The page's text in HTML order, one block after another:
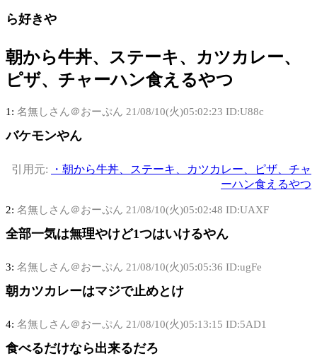
ら好きや
朝から牛丼、ステーキ、カツカレー、
ピザ、チャーハン食えるやつ
1: 名無しさん＠おーぷん 21/08/10(火)05:02:23 ID:U88c
バケモンやん
引用元:
・朝から牛丼、ステーキ、カツカレー、ピザ、チャ
ーハン食えるやつ
2: 名無しさん＠おーぷん 21/08/10(火)05:02:48 ID:UAXF
全部一気は無理やけど1つはいけるやん
3: 名無しさん＠おーぷん 21/08/10(火)05:05:36 ID:ugFe
朝カツカレーはマジで止めとけ
4: 名無しさん＠おーぷん 21/08/10(火)05:13:15 ID:5AD1
食べるだけなら出来るだろ